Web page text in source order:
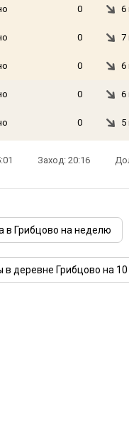
0 6
0 7
0 6
0 6
0 5
Заход: 20:16
в Грибцово на неделю
в деревне Грибцово на